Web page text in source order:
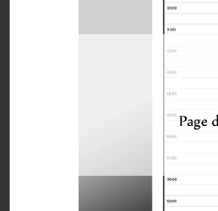
Pochettes (8,5x11)
Rassemblements